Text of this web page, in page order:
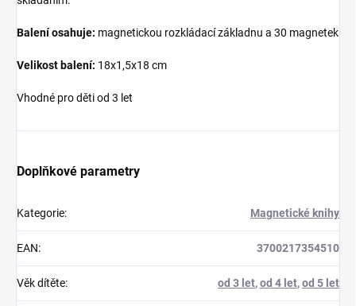
Balení osahuje: magnetickou rozkládací základnu a 30 magnetek
Velikost balení: 18x1,5x18 cm
Vhodné pro děti od 3 let
Doplňkové parametry
Kategorie: Magnetické knihy
EAN: 3700217354510
Věk dítěte: od 3 let,od 4 let,od 5 let